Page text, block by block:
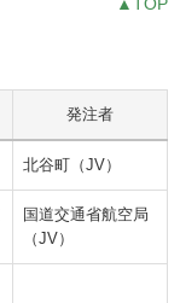
▲TOP
発注者
北谷町（JV）
国道交通省航空局
（JV）